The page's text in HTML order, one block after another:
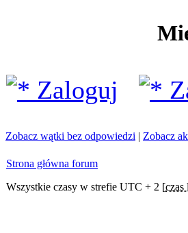
Zaloguj
Zobacz wątki bez odpowiedzi | Zobacz
Strona główna forum
Wszystkie czasy w strefie UTC + 2 [czas